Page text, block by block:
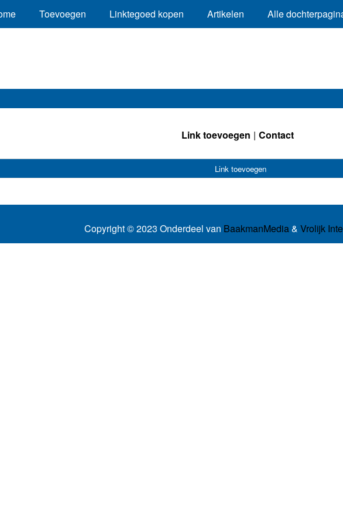
Toevoegen Linktegoed kopen Artikelen Alle
Link toevoegen Contact
Link toevoegen
Copyright © 2023 Onderdeel van BaakmanMedia& Vrolijk